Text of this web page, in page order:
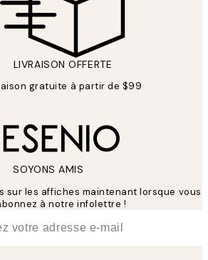
LIVRAISON OFFERTE
gratuite à partir de $99
SOYONS AMIS
sur les affiches maintenant lorsque vous
à notre infolettre !